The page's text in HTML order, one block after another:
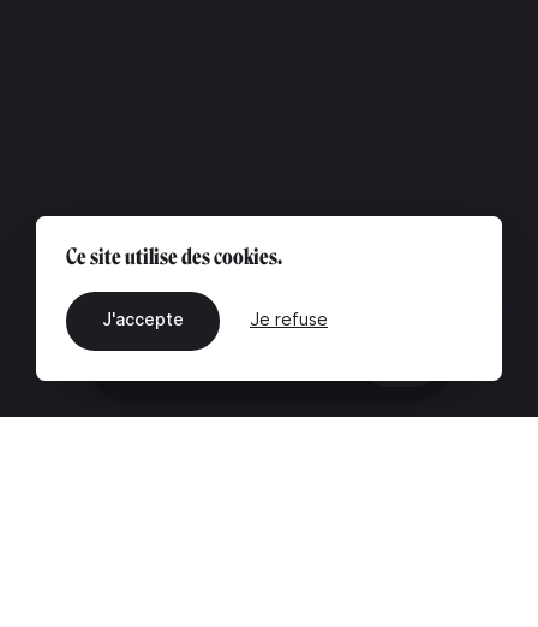
Ce site utilise des cookies.
J'accepte Je refuse